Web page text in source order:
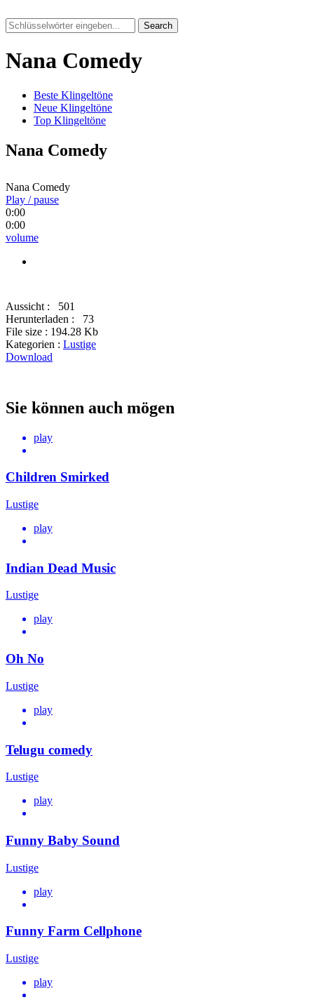
Search
Nana Comedy
Beste Klingeltöne
Neue Klingeltöne
Top Klingeltöne
Nana Comedy
Nana Comedy
Play / pause
0:00
0:00
volume
Aussicht :
501
Herunterladen :
73
File size : 194.28 Kb
Kategorien : Lustige
Download
Sie können auch mögen
play
Children Smirked
Lustige
play
Indian Dead Music
Lustige
play
Oh No
Lustige
play
Telugu comedy
Lustige
play
Funny Baby Sound
Lustige
play
Funny Farm Cellphone
Lustige
play